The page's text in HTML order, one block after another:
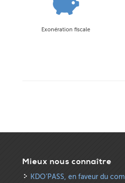
Exonération fiscale
Mieux nous connaître
KDO’PASS, en faveur du